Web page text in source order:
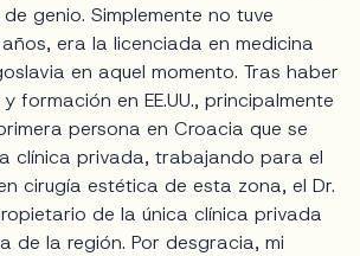
genio. Simplemente no tuve
era la licenciada en medicina
en aquel momento. Tras haber
formación en EE.UU., principalmente
persona en Croacia que se
clínica privada, trabajando para el
cirugía estética de esta zona, el Dr.
de la única clínica privada
de la región. Por desgracia, mi